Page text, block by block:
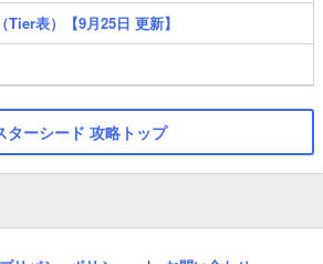
表）【9月25日 更新】
ターシード 攻略トップ